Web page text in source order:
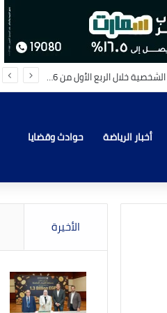
أخبار الرياضة حوادث وقضايا
الأخيرة